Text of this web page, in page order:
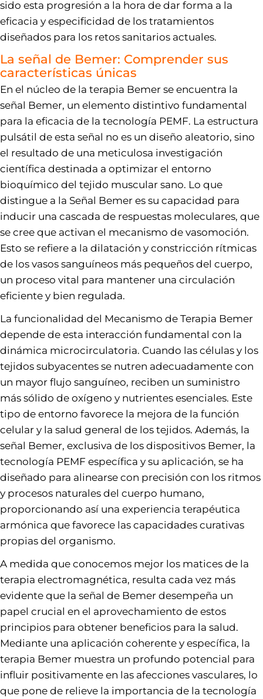
sido esta progresión a la hora de dar forma a la
eficacia y especificidad de los tratamientos
diseñados para los retos sanitarios actuales.
La señal de Bemer: Comprender sus
características únicas
En el núcleo de la terapia Bemer se encuentra la
señal Bemer, un elemento distintivo fundamental
para la eficacia de la tecnología PEMF. La estructura
pulsátil de esta señal no es un diseño aleatorio, sino
el resultado de una meticulosa investigación
científica destinada a optimizar el entorno
bioquímico del tejido muscular sano. Lo que
distingue a la Señal Bemer es su capacidad para
inducir una cascada de respuestas moleculares, que
se cree que activan el mecanismo de vasomoción.
Esto se refiere a la dilatación y constricción rítmicas
de los vasos sanguíneos más pequeños del cuerpo,
un proceso vital para mantener una circulación
eficiente y bien regulada.
La funcionalidad del Mecanismo de Terapia Bemer
depende de esta interacción fundamental con la
dinámica microcirculatoria. Cuando las células y los
tejidos subyacentes se nutren adecuadamente con
un mayor flujo sanguíneo, reciben un suministro
más sólido de oxígeno y nutrientes esenciales. Este
tipo de entorno favorece la mejora de la función
celular y la salud general de los tejidos. Además, la
señal Bemer, exclusiva de los dispositivos Bemer, la
tecnología PEMF específica y su aplicación, se ha
diseñado para alinearse con precisión con los ritmos
y procesos naturales del cuerpo humano,
proporcionando así una experiencia terapéutica
armónica que favorece las capacidades curativas
propias del organismo.
A medida que conocemos mejor los matices de la
terapia electromagnética, resulta cada vez más
evidente que la señal de Bemer desempeña un
papel crucial en el aprovechamiento de estos
principios para obtener beneficios para la salud.
Mediante una aplicación coherente y específica, la
terapia Bemer muestra un profundo potencial para
influir positivamente en las afecciones vasculares, lo
que pone de relieve la importancia de la tecnología